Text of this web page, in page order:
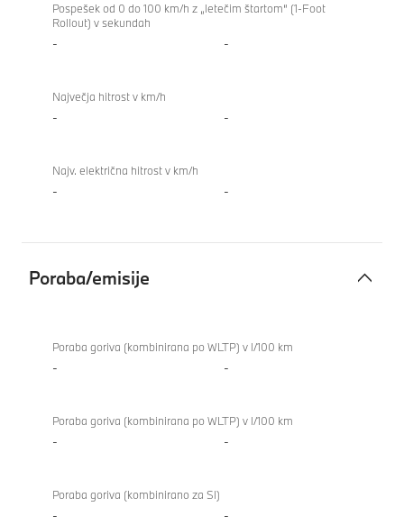
Pospešek od 0 do 100 km/h z „letečim štartom“ (1-Foot
Rollout) v sekundah
- -
Največja hitrost v km/h
- -
Najv. električna hitrost v km/h
- -
Poraba/emisije
M8
Coupé
Poraba goriva (kombinirana po WLTP) v l/100 km
- -
Poraba goriva (kombinirana po WLTP) v l/100 km
- -
Poraba goriva (kombinirano za SI)
- -